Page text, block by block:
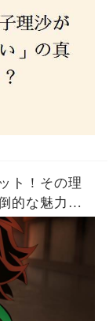
ト！その理
的な魅力と